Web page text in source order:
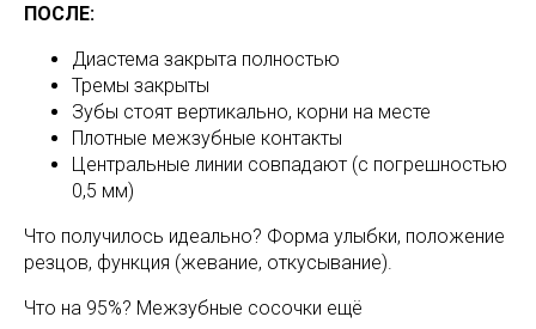
ПОСЛЕ:
Диастема закрыта полностью
Тремы закрыты
Зубы стоят вертикально, корни на месте
Плотные межзубные контакты
Центральные линии совпадают (с погрешностью
0,5 мм)
Что получилось идеально? Форма улыбки, положение
резцов, функция (жевание, откусывание).
Что на 95%? Межзубные сосочки ещё